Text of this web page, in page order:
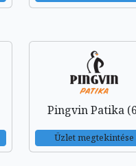
Pingvin Patika
Üzlet megtekintése